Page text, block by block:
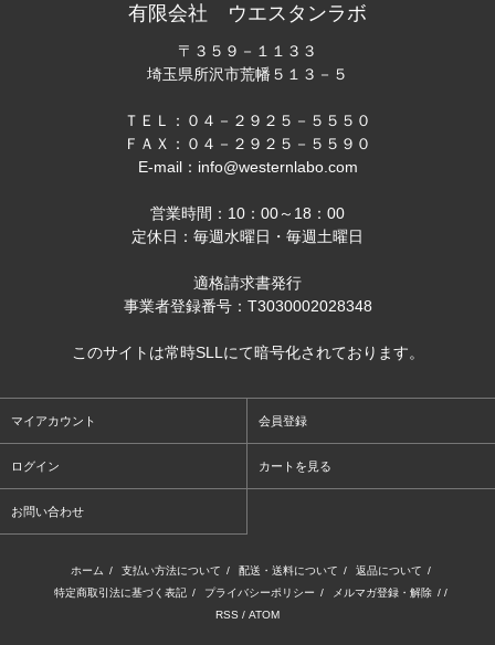
有限会社 ウエスタンラボ
〒３５９－１１３３
埼玉県所沢市荒幡５１３－５
ＴＥＬ：０４－２９２５－５５５０
ＦＡＸ：０４－２９２５－５５９０
E-mail：info@westernlabo.com
営業時間：10：00～18：00
定休日：毎週水曜日・毎週土曜日
適格請求書発行
事業者登録番号：T3030002028348
このサイトは常時SLLにて暗号化されております。
マイアカウント 会員登録
ログイン カートを見る
お問い合わせ
ホーム / 支払い方法について / 配送・送料について / 返品について /
特定商取引法に基づく表記 / プライバシーポリシー / メルマガ登録・解除 / /
RSS / ATOM